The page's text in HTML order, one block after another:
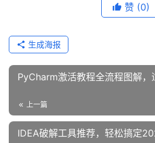
赞 (0)
生成海报
PyCharm激活教程全流程图解，
上一篇
IDEA破解工具推荐，轻松搞定